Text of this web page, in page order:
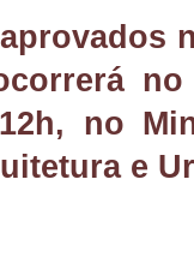
no
e